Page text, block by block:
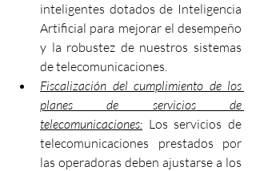
inteligentes dotados de Inteligencia
Artificial para mejorar el desempeño
y la robustez de nuestros sistemas
de telecomunicaciones.
Fiscalización del cumplimiento de los
planes de servicios de
telecomunicaciones: Los servicios de
telecomunicaciones prestados por
las operadoras deben ajustarse a los